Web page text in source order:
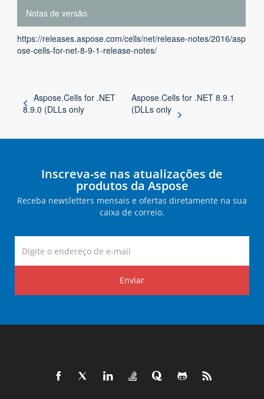
Notas de versão
https://releases.aspose.com/cells/net/release-notes/2016/asp
ose-cells-for-net-8-9-1-release-notes/
Aspose.Cells for .NET
8.9.0 (DLLs only
Aspose.Cells for .NET 8.9.1
(DLLs only
Inscreva-se nas atualizações de
produtos da Aspose
Receba newsletters mensais e ofertas diretamente na sua
caixa de correio.
Enviar